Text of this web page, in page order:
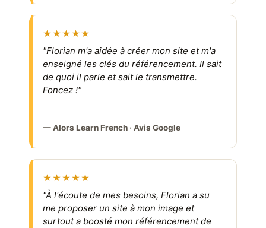
★★★★★
"Florian m'a aidée à créer mon site et m'a
enseigné les clés du référencement. Il sait
de quoi il parle et sait le transmettre.
Foncez !"
— Alors Learn French · Avis Google
★★★★★
"À l'écoute de mes besoins, Florian a su
me proposer un site à mon image et
surtout a boosté mon référencement de